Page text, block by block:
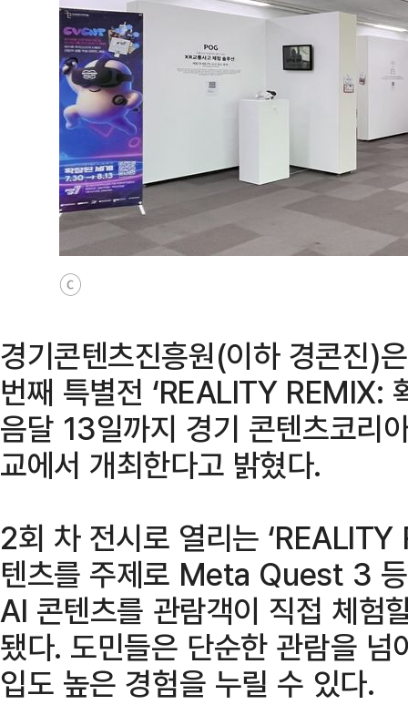
ⓒ
경기콘텐츠진흥원(이하 경콘진)
번째 특별전 ‘REALITY REMIX:
음달 13일까지 경기 콘텐츠코리
교에서 개최한다고 밝혔다.
2회 차 전시로 열리는
텐츠를 주제로 Meta Quest 3
AI 콘텐츠를 관람객이 직접 체험
됐다. 도민들은 단순한 관람을
입도 높은 경험을 누릴 수 있다.